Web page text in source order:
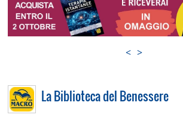
< >
La Biblioteca del Benessere